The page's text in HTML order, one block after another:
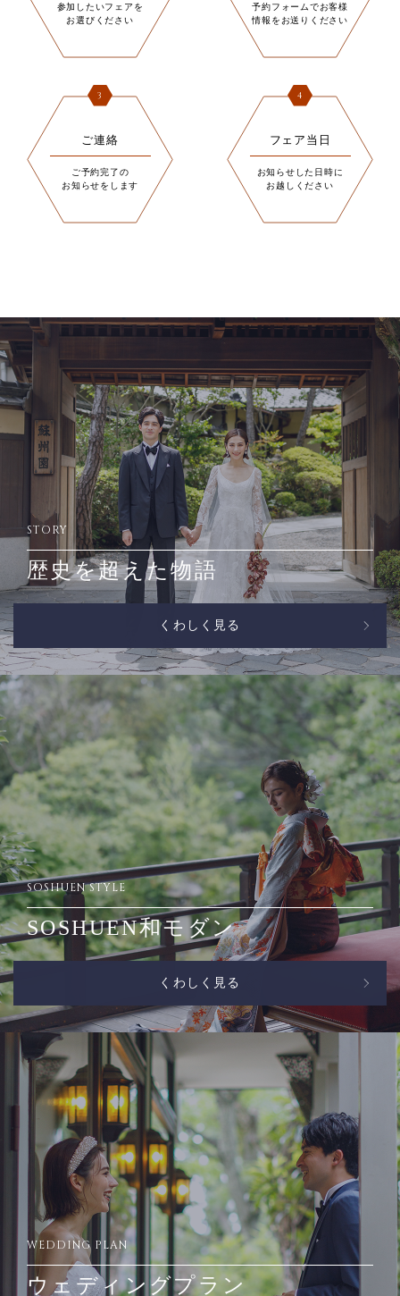
参加したいフェアを
お選びください
予約フォームでお客様
情報をお送りください
3
ご連絡
ご予約完了の
お知らせをします
4
フェア当日
お知らせした日時に
お越しください
STORY
歴史を超えた物語
くわしく見る
SOSHUEN STYLE
SOSHUEN和モダン
くわしく見る
WEDDING PLAN
ウェディングプラン